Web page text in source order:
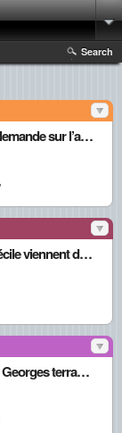
Search
Cathédrale Luthérienne d’Helsinki – une icône allemande sur l’ancienne terre des tsars
,
Albi – la cité épiscopale et la cathédrale Sainte Cécile viennent d’être classés par l’UNESCO
Storkyrkan, la cathédrale de Stockholm où Saint Georges terrasse le Dragon